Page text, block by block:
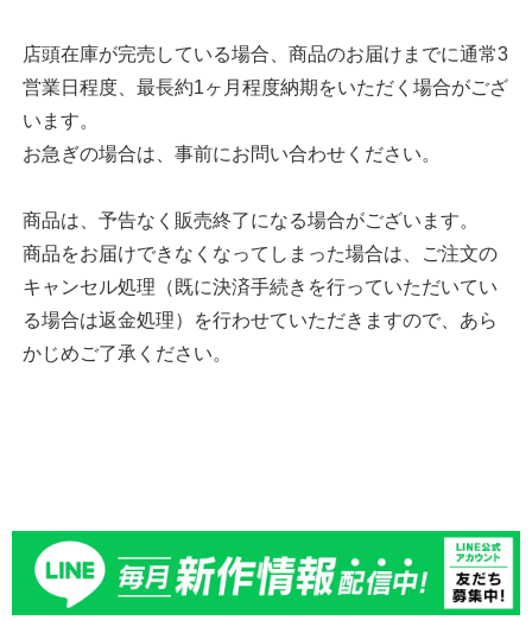
店頭在庫が完売している場合、商品のお届けまでに通常3
営業日程度、最長約1ヶ月程度納期をいただく場合がござ
います。
お急ぎの場合は、事前にお問い合わせください。
商品は、予告なく販売終了になる場合がございます。
商品をお届けできなくなってしまった場合は、ご注文の
キャンセル処理（既に決済手続きを行っていただいてい
る場合は返金処理）を行わせていただきますので、あら
かじめご了承ください。